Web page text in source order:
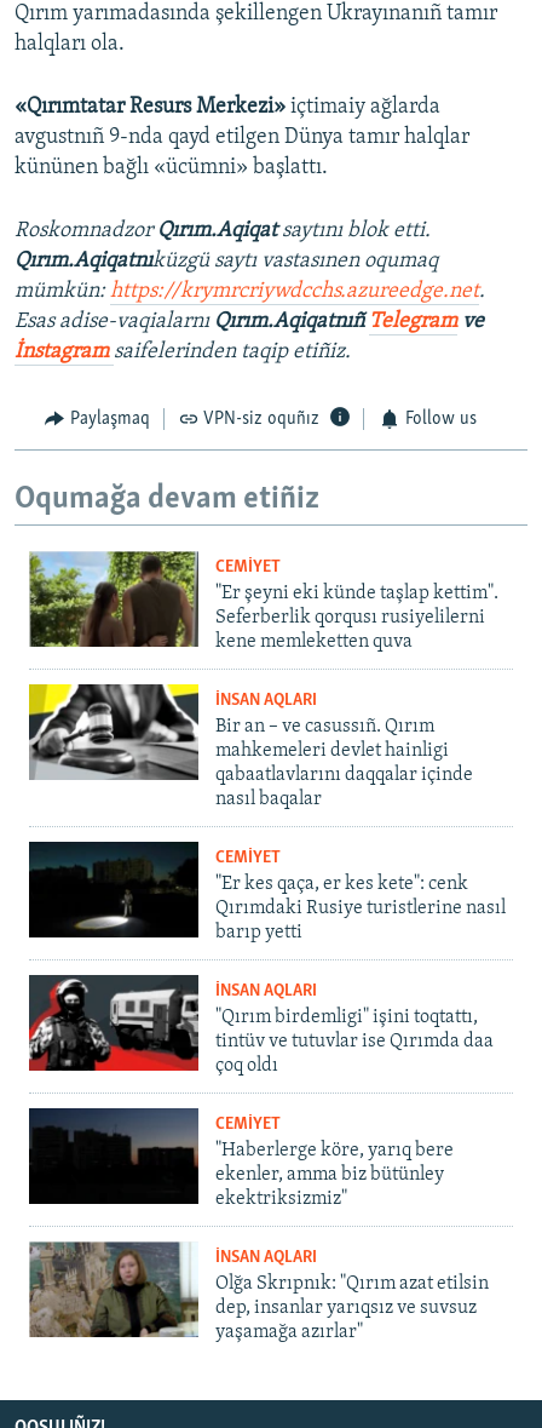
Qırım yarımadasında şekillengen Ukrayınanıñ tamır
halqları ola.
«Qırımtatar Resurs Merkezi» içtimaiy ağlarda
avgustnıñ 9-nda qayd etilgen Dünya tamır halqlar
kününen bağlı «ücümni» başlattı.
Roskomnadzor Qırım.Aqiqatsaytını blok etti.
Qırım.Aqiqatnıküzgü saytı vastasınen oqumaq
mümkün:https://krymrcriywdcchs.azureedge.net.
Esas adise-vaqialarnı Qırım.Aqiqatnıñ Telegramve
İnstagram saifelerinden taqip etiñiz.
Paylaşmaq VPN-siz oquñız Follow us
Oqumağa devam etiñiz
CEMİYET
"Er şeyni eki künde taşlap kettim".
Seferberlik qorqusı rusiyelilerni
kene memleketten quva
İNSAN AQLARI
Bir an – ve casussıñ. Qırım
mahkemeleri devlet hainligi
qabaatlavlarını daqqalar içinde
nasıl baqalar
CEMİYET
"Er kes qaça, er kes kete": cenk
Qırımdaki Rusiye turistlerine nasıl
barıp yetti
İNSAN AQLARI
"Qırım birdemligi" işini toqtattı,
tintüv ve tutuvlar ise Qırımda daa
çoq oldı
CEMİYET
"Haberlerge köre, yarıq bere
ekenler, amma biz bütünley
ekektriksizmiz"
İNSAN AQLARI
Olğa Skrıpnık: "Qırım azat etilsin
dep, insanlar yarıqsız ve suvsuz
yaşamağa azırlar"